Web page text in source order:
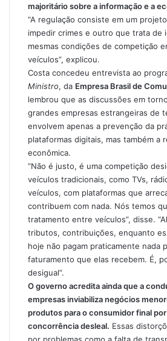
majoritário sobre a informação e a
“A regulação consiste em um
impedir crimes e outro que trata de
mesmas condições de competição
veículos”, explicou.
Costa concedeu entrevista ao
Ministro, da Empresa Brasil de
lembrou que as discussões em
grandes empresas estrangeiras de
envolvem apenas a prevenção da
plataformas digitais, mas também a
econômica.
“Não é justo, é uma competição
veículos tradicionais, como TVs,
veículos, com plataformas que
contribuem com nada. Nós temos
tratamento entre veículos”, disse.
tributos, contribuições, enquanto
hoje não pagam praticamente nada
faturamento que elas recebem. É,
desigual”.
O governo acredita ainda que a
empresas inviabiliza negócios
produtos para o consumidor final
concorrência desleal. Essas
por problemas como a falta de